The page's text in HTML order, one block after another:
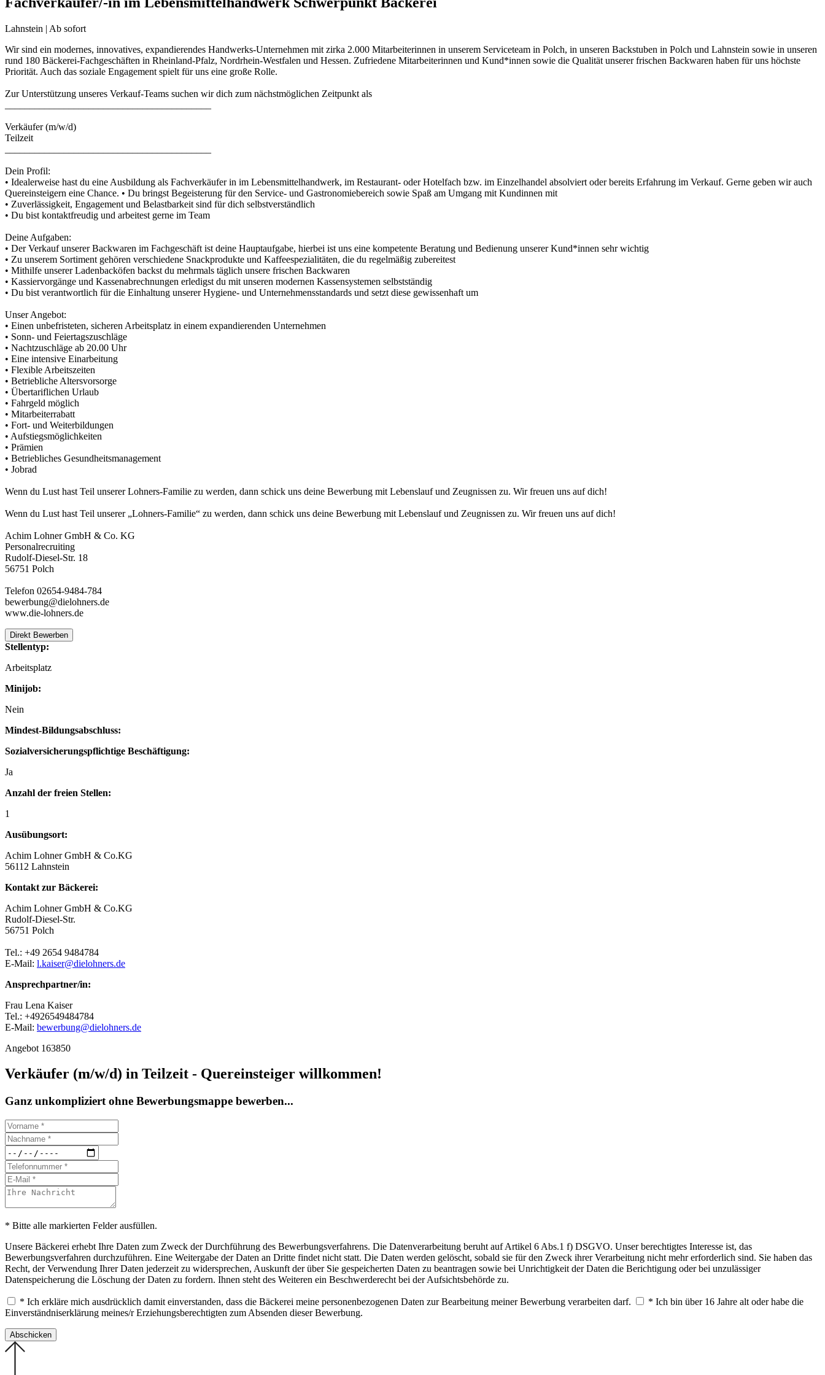
Lahnstein | Ab sofort
Wir sind ein modernes, innovatives, expandierendes Handwerks-Unternehmen mit zirka 2.000 Mitarbeiterinnen in unserem Serviceteam in Polch, in unseren Backstuben in Polch und Lahnstein sowie in unseren
rund 180 Bäckerei-Fachgeschäften in Rheinland-Pfalz, Nordrhein-Westfalen und Hessen. Zufriedene Mitarbeiterinnen und Kund*innen sowie die Qualität unserer frischen Backwaren haben für uns höchste
Priorität. Auch das soziale Engagement spielt für uns eine große Rolle.
Zur Unterstützung unseres Verkauf-Teams suchen wir dich zum nächstmöglichen Zeitpunkt als
Verkäufer (m/w/d)
Teilzeit
Dein Profil:
• Idealerweise hast du eine Ausbildung als Fachverkäufer in im Lebensmittelhandwerk, im Restaurant- oder Hotelfach bzw. im Einzelhandel absolviert oder bereits Erfahrung im Verkauf. Gerne geben wir auch
Quereinsteigern eine Chance. • Du bringst Begeisterung für den Service- und Gastronomiebereich sowie Spaß am Umgang mit Kundinnen mit
• Zuverlässigkeit, Engagement und Belastbarkeit sind für dich selbstverständlich
• Du bist kontaktfreudig und arbeitest gerne im Team
Deine Aufgaben:
• Der Verkauf unserer Backwaren im Fachgeschäft ist deine Hauptaufgabe, hierbei ist uns eine kompetente Beratung und Bedienung unserer Kund*innen sehr wichtig
• Zu unserem Sortiment gehören verschiedene Snackprodukte und Kaffeespezialitäten, die du regelmäßig zubereitest
• Mithilfe unserer Ladenbacköfen backst du mehrmals täglich unsere frischen Backwaren
• Kassiervorgänge und Kassenabrechnungen erledigst du mit unseren modernen Kassensystemen selbstständig
• Du bist verantwortlich für die Einhaltung unserer Hygiene- und Unternehmensstandards und setzt diese gewissenhaft um
Unser Angebot:
• Einen unbefristeten, sicheren Arbeitsplatz in einem expandierenden Unternehmen
• Sonn- und Feiertagszuschläge
• Nachtzuschläge ab 20.00 Uhr
• Eine intensive Einarbeitung
• Flexible Arbeitszeiten
• Betriebliche Altersvorsorge
• Übertariflichen Urlaub
• Fahrgeld möglich
• Mitarbeiterrabatt
• Fort- und Weiterbildungen
• Aufstiegsmöglichkeiten
• Prämien
• Betriebliches Gesundheitsmanagement
• Jobrad
Wenn du Lust hast Teil unserer Lohners-Familie zu werden, dann schick uns deine Bewerbung mit Lebenslauf und Zeugnissen zu. Wir freuen uns auf dich!
Wenn du Lust hast Teil unserer „Lohners-Familie“ zu werden, dann schick uns deine Bewerbung mit Lebenslauf und Zeugnissen zu. Wir freuen uns auf dich!
Achim Lohner GmbH & Co. KG
Personalrecruiting
Rudolf-Diesel-Str. 18
56751 Polch
Telefon 02654-9484-784
bewerbung@dielohners.de
www.die-lohners.de
Direkt Bewerben
Stellentyp:
Arbeitsplatz
Minijob:
Nein
Mindest-Bildungsabschluss:
Sozialversicherungspflichtige Beschäftigung:
Ja
Anzahl der freien Stellen:
1
Ausübungsort:
Achim Lohner GmbH & Co.KG
56112 Lahnstein
Kontakt zur Bäckerei:
Achim Lohner GmbH & Co.KG
Rudolf-Diesel-Str.
56751 Polch
Tel.: +49 2654 9484784
E-Mail: l.kaiser@dielohners.de
Ansprechpartner/in:
Frau Lena Kaiser
Tel.: +4926549484784
E-Mail: bewerbung@dielohners.de
Angebot 163850
Verkäufer (m/w/d) in Teilzeit - Quereinsteiger willkommen!
Ganz unkompliziert ohne Bewerbungsmappe bewerben...
* Bitte alle markierten Felder ausfüllen.
Unsere Bäckerei erhebt Ihre Daten zum Zweck der Durchführung des Bewerbungsverfahrens. Die Datenverarbeitung beruht auf Artikel 6 Abs.1 f) DSGVO. Unser berechtigtes Interesse ist, das
Bewerbungsverfahren durchzuführen. Eine Weitergabe der Daten an Dritte findet nicht statt. Die Daten werden gelöscht, sobald sie für den Zweck ihrer Verarbeitung nicht mehr erforderlich sind. Sie haben das
Recht, der Verwendung Ihrer Daten jederzeit zu widersprechen, Auskunft der über Sie gespeicherten Daten zu beantragen sowie bei Unrichtigkeit der Daten die Berichtigung oder bei unzulässiger
Datenspeicherung die Löschung der Daten zu fordern. Ihnen steht des Weiteren ein Beschwerderecht bei der Aufsichtsbehörde zu.
* Ich erkläre mich ausdrücklich damit einverstanden, dass die Bäckerei meine personenbezogenen Daten zur Bearbeitung meiner Bewerbung verarbeiten darf.
* Ich bin über 16 Jahre alt oder habe die
Einverständniserklärung meines/r Erziehungsberechtigten zum Absenden dieser Bewerbung.